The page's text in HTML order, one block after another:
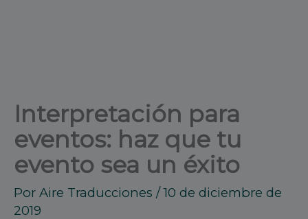
Interpretación para
eventos: haz que tu
evento sea un éxito
Por Aire Traducciones /10 de diciembre de
2019